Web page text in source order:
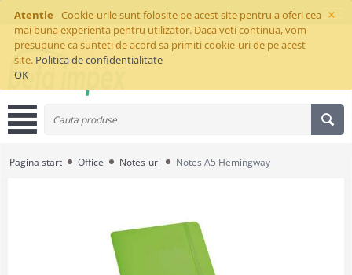
×
Atentie
Cookie-urile sunt folosite pe acest site pentru a oferi cea
mai buna experienta pentru utilizator. Daca veti continua, vom
presupune ca sunteti de acord sa primiti cookie-uri de pe acest
site. Politica de confidentialitate
OK
Pagina start Office Notes-uri Notes A5 Hemingway